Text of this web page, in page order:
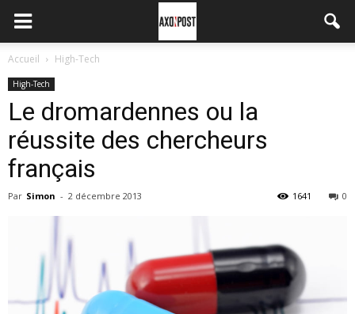
Accueil High-Tech
High-Tech
Le dromardennes ou la
réussite des chercheurs
français
Par Simon - 2 décembre 2013 0
1641